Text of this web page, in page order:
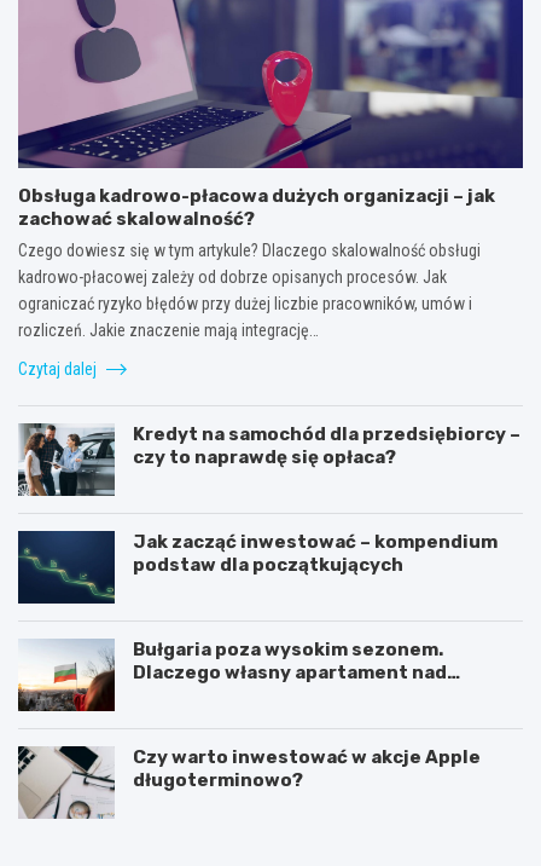
Obsługa kadrowo-płacowa dużych organizacji – jak
zachować skalowalność?
Czego dowiesz się w tym artykule? Dlaczego skalowalność obsługi
kadrowo-płacowej zależy od dobrze opisanych procesów. Jak
ograniczać ryzyko błędów przy dużej liczbie pracowników, umów i
rozliczeń. Jakie znaczenie mają integrację…
Czytaj dalej
Kredyt na samochód dla przedsiębiorcy –
czy to naprawdę się opłaca?
Jak zacząć inwestować – kompendium
podstaw dla początkujących
Bułgaria poza wysokim sezonem.
Dlaczego własny apartament nad
Czy warto inwestować w akcje Apple
długoterminowo?